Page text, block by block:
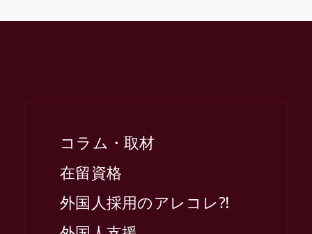
コラム・取材
在留資格
外国人採用のアレコレ⁈